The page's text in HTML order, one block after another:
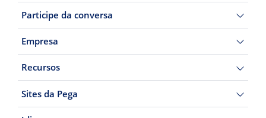
Participe da conversa
Empresa
Recursos
Sites da Pega